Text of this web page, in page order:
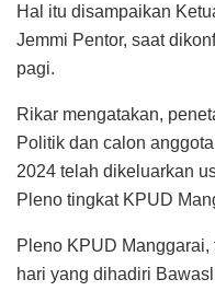
Hal itu disampaikan
Jemmi Pentor, saat
pagi.
Rikar mengatakan,
Politik dan calon
2024 telah dikeluarkan
Pleno tingkat KPUD
Pleno KPUD
hari yang dihadiri